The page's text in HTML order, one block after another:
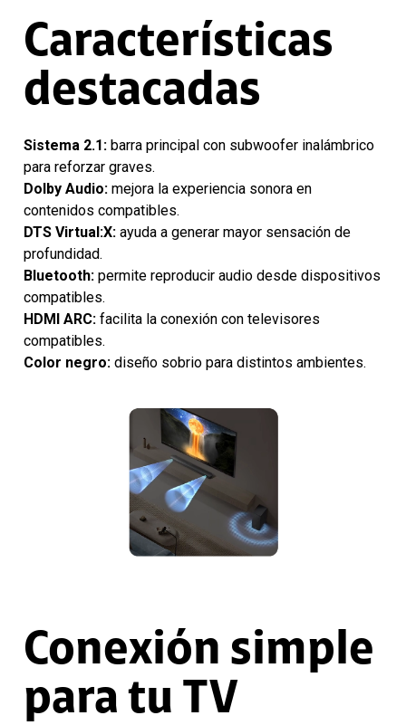
Características
destacadas
Sistema 2.1: barra principal con subwoofer inalámbrico
para reforzar graves.
Dolby Audio: mejora la experiencia sonora en
contenidos compatibles.
DTS Virtual:X: ayuda a generar mayor sensación de
profundidad.
Bluetooth: permite reproducir audio desde dispositivos
compatibles.
HDMI ARC: facilita la conexión con televisores
compatibles.
Color negro: diseño sobrio para distintos ambientes.
Conexión simple
para tu TV